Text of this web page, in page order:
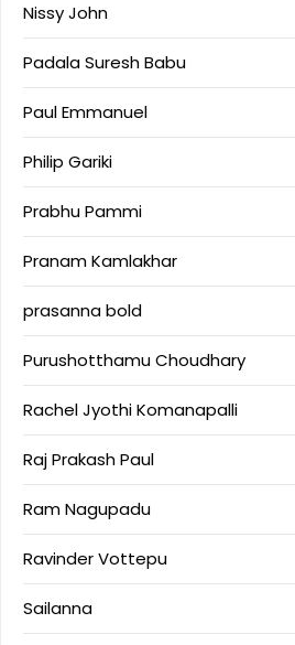
Nissy John
Padala Suresh Babu
Paul Emmanuel
Philip Gariki
Prabhu Pammi
Pranam Kamlakhar
prasanna bold
Purushotthamu Choudhary
Rachel Jyothi Komanapalli
Raj Prakash Paul
Ram Nagupadu
Ravinder Vottepu
Sailanna